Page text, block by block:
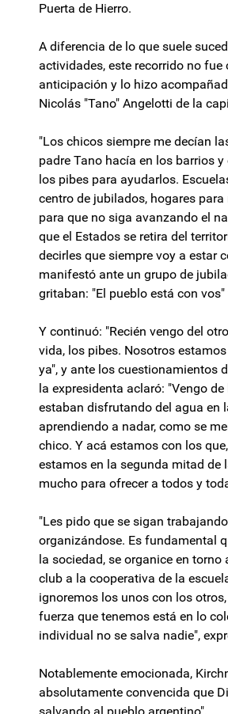
Puerta de Hierro.
A diferencia de lo que suele
actividades, este recorrido no
anticipación y lo hizo
Nicolás "Tano" Angelotti de la
"Los chicos siempre me decían
padre Tano hacía en los barrios
los pibes para ayudarlos.
centro de jubilados, hogares para
para que no siga avanzando el
que el Estados se retira del
decirles que siempre voy a estar
manifestó ante un grupo de
gritaban: "El pueblo está con
Y continuó: "Recién vengo del
vida, los pibes. Nosotros
ya", y ante los cuestionamientos
la expresidenta aclaró: "Vengo
estaban disfrutando del agua en
aprendiendo a nadar, como se
chico. Y acá estamos con los
estamos en la segunda mitad de
mucho para ofrecer a todos y
"Les pido que se sigan
organizándose. Es fundamental
la sociedad, se organice en torno
club a la cooperativa de la
ignoremos los unos con los
fuerza que tenemos está en lo
individual no se salva nadie",
Notablemente emocionada,
absolutamente convencida que